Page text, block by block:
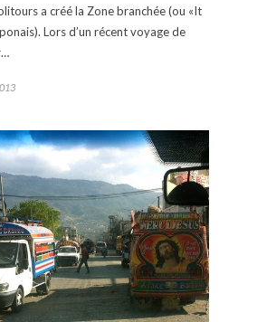
a créé la Zone branchée (ou «It
Lors d’un récent voyage de